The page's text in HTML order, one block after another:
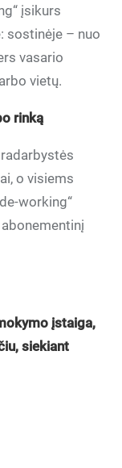
įsikurs
sostinėje – nuo
vasario
vietų.
rinką
o visiems
working“
įstaiga,
siekiant